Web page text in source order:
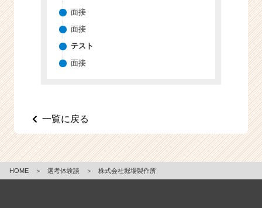
e
r）
面接
面接
テスト
面接
一覧に戻る
HOME ＞ 選考体験談 ＞ 株式会社堀場製作所